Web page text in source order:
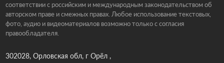
соответствии с российским и международным законодательством об
авторском праве и смежных правах. Любое использование текстовых,
фото, аудио и видеоматериалов возможно только с согласия
правообладателя.
302028, Орловская обл, г Орёл ,